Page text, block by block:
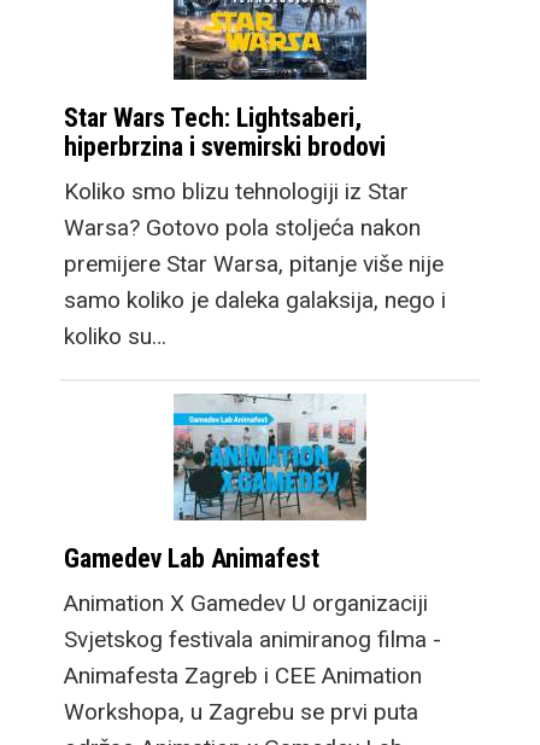
Star Wars Tech: Lightsaberi,
hiperbrzina i svemirski brodovi
Koliko smo blizu tehnologiji iz Star
Warsa? Gotovo pola stoljeća nakon
premijere Star Warsa, pitanje više nije
samo koliko je daleka galaksija, nego i
koliko su…
Gamedev Lab Animafest
Animation X Gamedev U organizaciji
Svjetskog festivala animiranog filma -
Animafesta Zagreb i CEE Animation
Workshopa, u Zagrebu se prvi puta